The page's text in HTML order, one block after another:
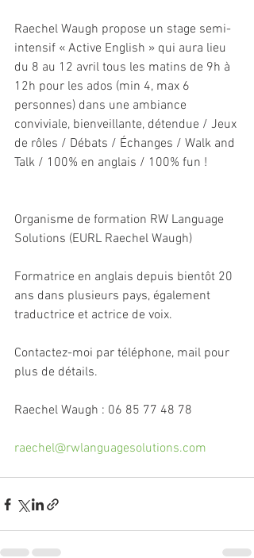
Raechel Waugh propose un stage semi-
intensif « Active English » qui aura lieu
du 8 au 12 avril tous les matins de 9h à
12h pour les ados (min 4, max 6
personnes) dans une ambiance
conviviale, bienveillante, détendue / Jeux
de rôles / Débats / Échanges / Walk and
Talk / 100% en anglais / 100% fun !
Organisme de formation RW Language
Solutions (EURL Raechel Waugh)
Formatrice en anglais depuis bientôt 20
ans dans plusieurs pays, également
traductrice et actrice de voix.
Contactez-moi par téléphone, mail pour
plus de détails.
Raechel Waugh : 06 85 77 48 78
raechel@rwlanguagesolutions.com